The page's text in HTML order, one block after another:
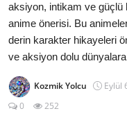
Anime Önerileri
Kore Dünyası
Anime Karakterleri
Anime
aksiyon, intikam ve güçlü
anime önerisi. Bu
derin karakter hikayeleri
ve aksiyon dolu
Kozmik Yolcu Eylül
0
252